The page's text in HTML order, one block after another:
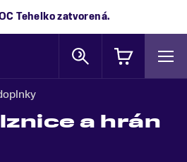
Tehelkozatvorená.
a hrán